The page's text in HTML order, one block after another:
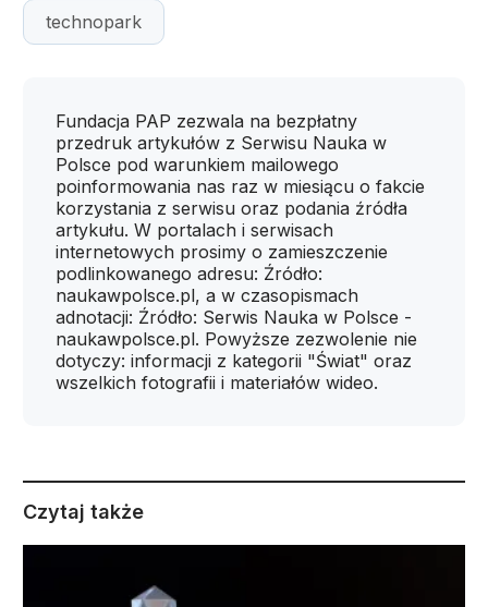
technopark
Fundacja PAP zezwala na bezpłatny
przedruk artykułów z Serwisu Nauka w
Polsce pod warunkiem mailowego
poinformowania nas raz w miesiącu o fakcie
korzystania z serwisu oraz podania źródła
artykułu. W portalach i serwisach
internetowych prosimy o zamieszczenie
podlinkowanego adresu: Źródło:
naukawpolsce.pl, a w czasopismach
adnotacji: Źródło: Serwis Nauka w Polsce -
naukawpolsce.pl. Powyższe zezwolenie nie
dotyczy: informacji z kategorii "Świat" oraz
wszelkich fotografii i materiałów wideo.
Czytaj także